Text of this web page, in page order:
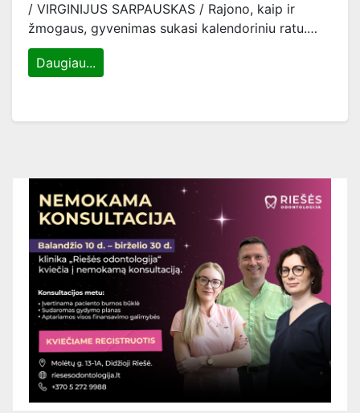
/ VIRGINIJUS SARPAUSKAS / Rajono, kaip ir
žmogaus, gyvenimas sukasi kalendoriniu ratu.…
Daugiau...